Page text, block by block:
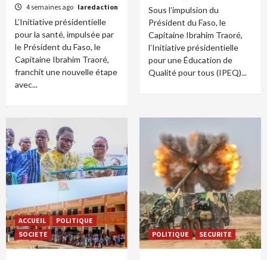
4 semaines ago laredaction
L’Initiative présidentielle
pour la santé, impulsée par
le Président du Faso, le
Capitaine Ibrahim Traoré,
franchit une nouvelle étape
avec...
Sous l’impulsion du
Président du Faso, le
Capitaine Ibrahim Traoré,
l’Initiative présidentielle
pour une Éducation de
Qualité pour tous (IPEQ)...
ACCUEIL
POLITIQUE
SOCIETE
POLITIQUE SECURITE